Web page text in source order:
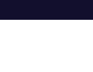
de